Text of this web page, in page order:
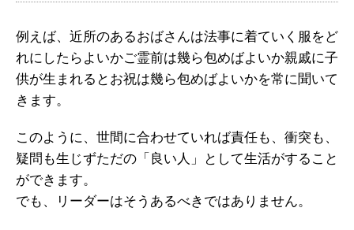
例えば、近所のあるおばさんは法事に着ていく服をど
れにしたらよいかご霊前は幾ら包めばよいか親戚に子
供が生まれるとお祝は幾ら包めばよいかを常に聞いて
きます。
このように、世間に合わせていれば責任も、衝突も、
疑問も生じずただの「良い人」として生活がすること
ができます。
でも、リーダーはそうあるべきではありません。